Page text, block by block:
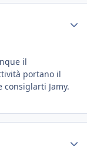
il
portano il
Jamy.